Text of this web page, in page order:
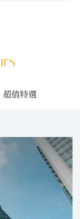
超值特選